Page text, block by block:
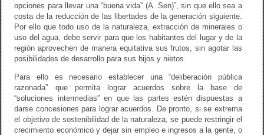
opciones para llevar una “buena vida” (A. Sen)”, sin que ello sea a
costa de la reducción de las libertades de la generación siguiente.
Por ello que todo uso de la naturaleza, extracción de minerales o
uso del agua, debe servir para que los habitantes del lugar y de la
región aprovechen de manera equitativa sus frutos, sin agotar las
posibilidades de desarrollo para sus hijos y nietos.
Para ello es necesario establecer una “deliberación pública
razonada” que permita lograr acuerdos sobre la base de
“soluciones intermedias” en que las partes estén dispuestas a
darse concesiones para lograr acuerdos. De pronto, si se extrema
el objetivo de sostenibilidad de la naturaleza, se puede restringir el
crecimiento económico y dejar sin empleo e ingresos a la gente, o